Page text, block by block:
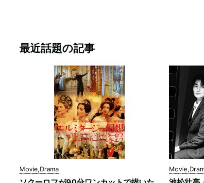
最近話題の記事
Movie,Drama